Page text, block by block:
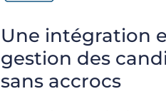
Une intégration
gestion des
sans accrocs